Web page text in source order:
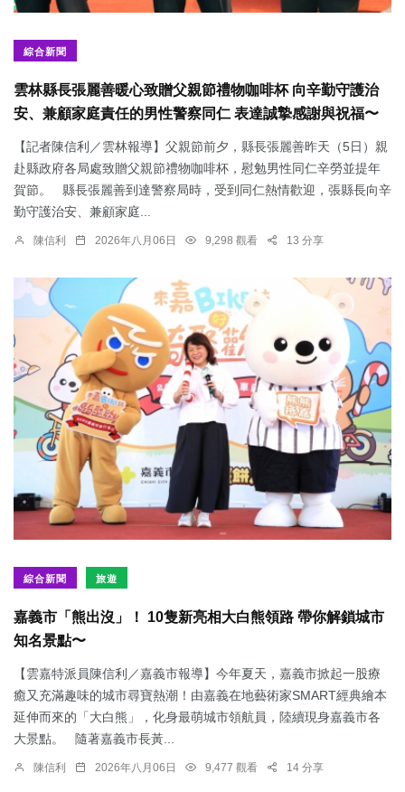
綜合新聞
雲林縣長張麗善暖心致贈父親節禮物咖啡杯 向辛勤守護治
安、兼顧家庭責任的男性警察同仁 表達誠摯感謝與祝福〜
【記者陳信利／雲林報導】父親節前夕，縣長張麗善昨天（5日）親
赴縣政府各局處致贈父親節禮物咖啡杯，慰勉男性同仁辛勞並提年
賀節。 縣長張麗善到達警察局時，受到同仁熱情歡迎，張縣長向辛
勤守護治安、兼顧家庭...
陳信利 2026年八月06日 9,298 觀看 13 分享
綜合新聞 旅遊
嘉義市「熊出沒」！ 10隻新亮相大白熊領路 帶你解鎖城市
知名景點〜
【雲嘉特派員陳信利／嘉義市報導】今年夏天，嘉義市掀起一股療
癒又充滿趣味的城市尋寶熱潮！由嘉義在地藝術家SMART經典繪本
延伸而來的「大白熊」，化身最萌城市領航員，陸續現身嘉義市各
大景點。 隨著嘉義市長黃...
陳信利 2026年八月06日 9,477 觀看 14 分享